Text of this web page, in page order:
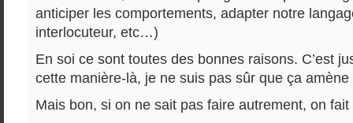
anticiper les comportements, adapter notre
interlocuteur, etc…)
En soi ce sont toutes des bonnes raisons. C’est
cette manière-là, je ne suis pas sûr que ça
Mais bon, si on ne sait pas faire autrement, on fait